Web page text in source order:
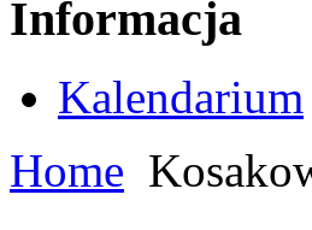
Informacja
Kalendarium
Home